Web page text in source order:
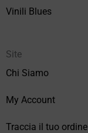
Vinili Blues
Site
Chi Siamo
My Account
Traccia il tuo ordine